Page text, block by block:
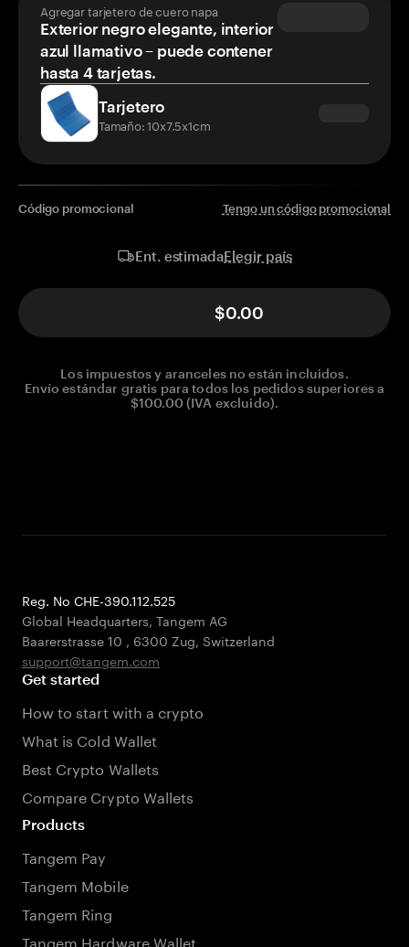
Agregar tarjetero de cuero napa
Exterior negro elegante, interior
azul llamativo – puede contener
hasta 4 tarjetas.
Tarjetero
Tamaño: 10x7.5x1cm
Código promocional Tengo un código promocional
Ent. estimadaElegir país
$0.00
Los impuestos y aranceles no están incluidos.
Envío estándar gratis para todos los pedidos superiores a
$100.00 (IVA excluido).
Reg. No CHE-390.112.525
Global Headquarters, Tangem AG
Baarerstrasse 10 , 6300 Zug, Switzerland
support@tangem.com
Get started
How to start with a crypto
What is Cold Wallet
Best Crypto Wallets
Compare Crypto Wallets
Products
Tangem Pay
Tangem Mobile
Tangem Ring
Tangem Hardware Wallet